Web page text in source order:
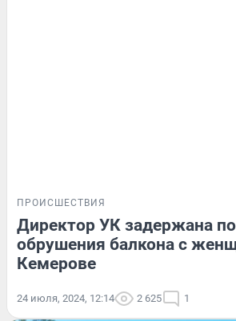
ПРОИСШЕСТВИЯ
Директор УК задержана
обрушения балкона с
Кемерове
24 июля, 2024, 12:14 2 625 1